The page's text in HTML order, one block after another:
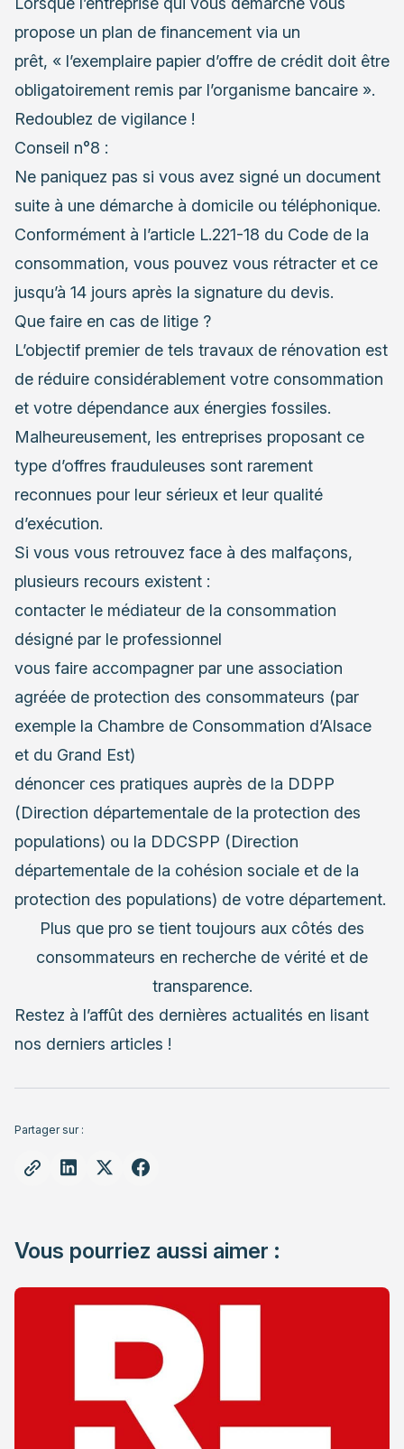
propose un plan de financement via un
prêt, « l’exemplaire papier d’offre de crédit doit être
obligatoirement remis par l’organisme bancaire ».
Redoublez de vigilance !
Conseil n°8 :
Ne paniquez pas si vous avez signé un document
suite à une démarche à domicile ou téléphonique.
Conformément à l’article L.221-18 du Code de la
consommation, vous pouvez vous rétracter et ce
jusqu’à 14 jours après la signature du devis.
Que faire en cas de litige ?
L’objectif premier de tels travaux de rénovation est
de réduire considérablement votre consommation
et votre dépendance aux énergies fossiles.
Malheureusement, les entreprises proposant ce
type d’offres frauduleuses sont rarement
reconnues pour leur sérieux et leur qualité
d’exécution.
Si vous vous retrouvez face à des malfaçons,
plusieurs recours existent :
contacter le médiateur de la consommation
désigné par le professionnel
vous faire accompagner par une association
agréée de protection des consommateurs (par
exemple la Chambre de Consommation d’Alsace
et du Grand Est)
dénoncer ces pratiques auprès de la DDPP
(Direction départementale de la protection des
populations) ou la DDCSPP (Direction
départementale de la cohésion sociale et de la
protection des populations) de votre département.
Plus que pro se tient toujours aux côtés des
consommateurs en recherche de vérité et de
transparence.
Restez à l’affût des dernières actualités en lisant
nos derniers articles !
Partager sur :
Vous pourriez aussi aimer :